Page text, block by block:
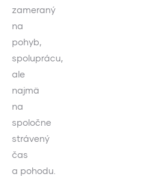
zameraný
na
pohyb,
spoluprácu,
ale
najmä
na
spoločne
strávený
čas
a pohodu.